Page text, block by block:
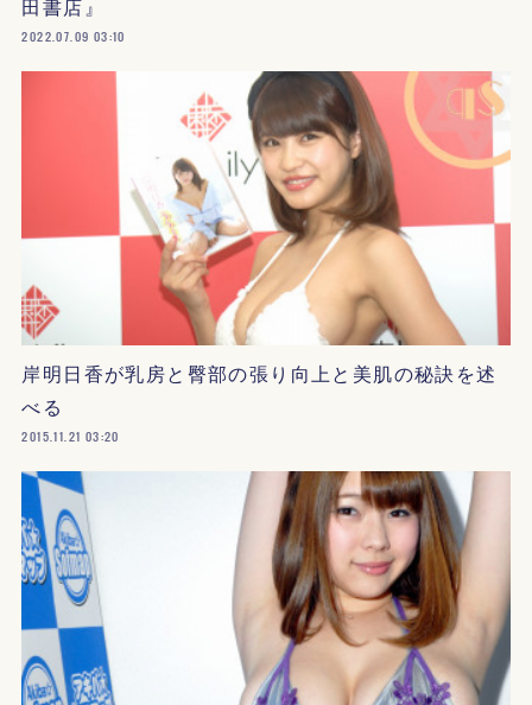
田書店』
2022.07.09 03:10
岸明日香が乳房と臀部の張り向上と美肌の秘訣を述
べる
2015.11.21 03:20